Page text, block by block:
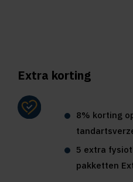
Extra korting
8% korting
5 extra
pakketten